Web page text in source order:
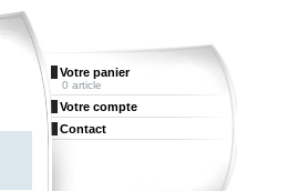
Votre panier
0 article
Votre compte
Contact